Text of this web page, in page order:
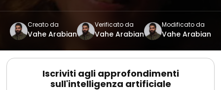
Creato da
Vahe Arabian
Verificato da
Vahe Arabian
Modificato da
Vahe Arabian
Iscriviti agli approfondimenti
sull'intelligenza artificiale